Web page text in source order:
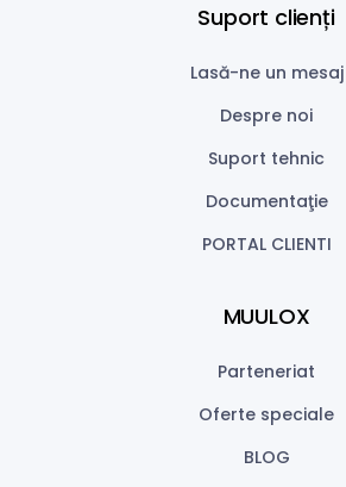
Suport clienți
Lasă-ne un mesaj
Despre noi
Suport tehnic
Documentaţie
PORTAL CLIENTI
MUULOX
Parteneriat
Oferte speciale
BLOG